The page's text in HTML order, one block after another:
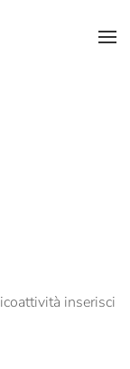
inserisci